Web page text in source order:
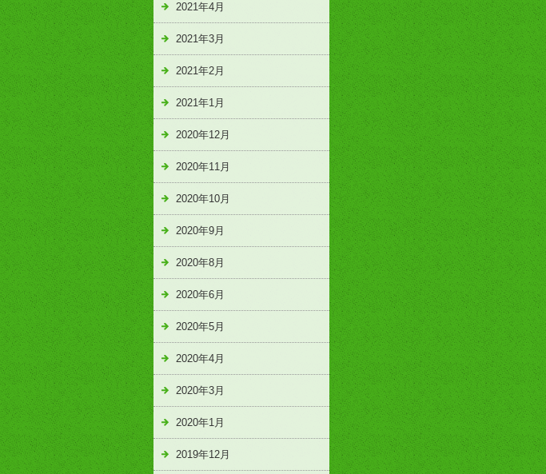
2021年4月
2021年3月
2021年2月
2021年1月
2020年12月
2020年11月
2020年10月
2020年9月
2020年8月
2020年6月
2020年5月
2020年4月
2020年3月
2020年1月
2019年12月